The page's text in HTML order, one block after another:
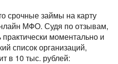
срочные займы на карту
МФО. Судя по отзывам,
моментально и
список организаций,
в 10 тыс. рублей: